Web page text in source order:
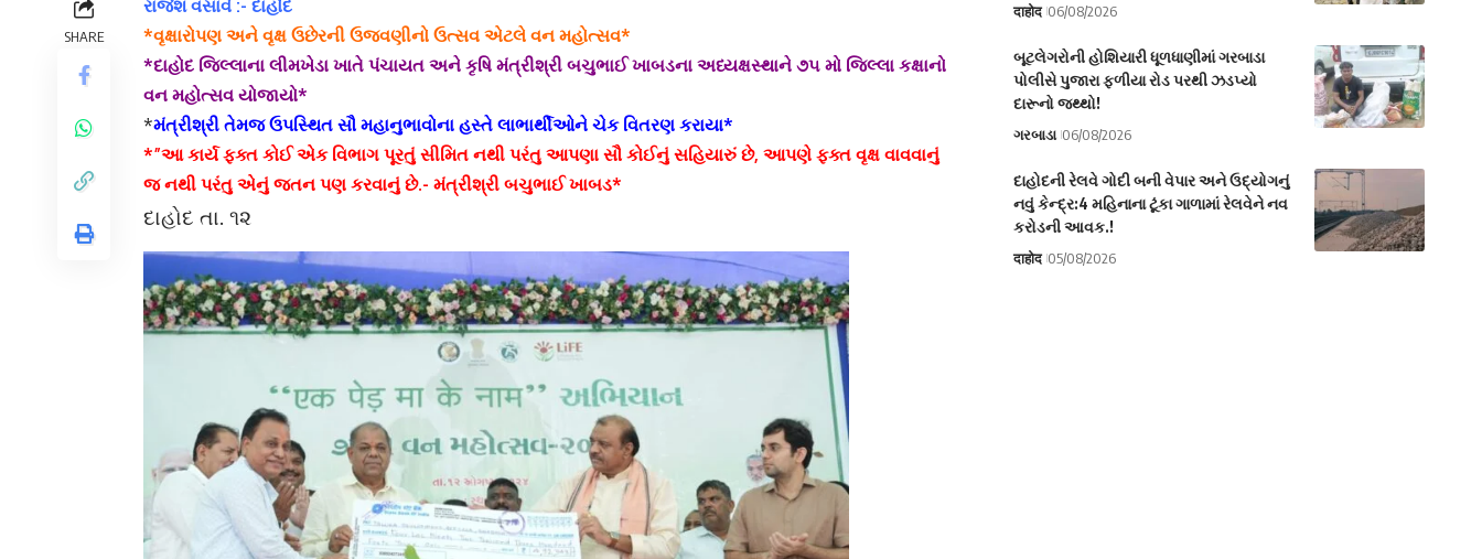
SHARE
રાજેશ વસાવે :- દાહોદ
*વૃક્ષારોપણ અને વૃક્ષ ઉછેરની ઉજવણીનો ઉત્સવ એટલે વન મહોત્સવ*
*દાહોદ જિલ્લાના લીમખેડા ખાતે પંચાયત અને કૃષિ મંત્રીશ્રી બચુભાઈ ખાબડના અધ્યક્ષસ્થાને ૭૫ મો જિલ્લા કક્ષાનો
વન મહોત્સવ યોજાયો*
*મંત્રીશ્રી તેમજ ઉપસ્થિત સૌ મહાનુભાવોના હસ્તે લાભાર્થીઓને ચેક વિતરણ કરાયા*
*”આ કાર્ય ફક્ત કોઈ એક વિભાગ પૂરતું સીમિત નથી પરંતુ આપણા સૌ કોઈનું સહિયારું છે, આપણે ફક્ત વૃક્ષ વાવવાનું
જ નથી પરંતુ એનું જતન પણ કરવાનું છે.- મંત્રીશ્રી બચુભાઈ ખાબડ*
દાહોદ તા. ૧૨
दाहोद 06/08/2026
બૂટલેગરોની હોશિયારી ધૂળધાણીમાં ગરબાડા
પોલીસે પુજારા ફળીયા રોડ પરથી ઝડપ્યો
દારૂનો જથ્થો!
ગરબાડા 06/08/2026
દાહોદની રેલવે ગોદી બની વેપાર અને ઉદ્યોગનું
નવું કેન્દ્ર:4 મહિનાના ટૂંકા ગાળામાં રેલવેને નવ
કરોડની આવક.!
दाहोद 05/08/2026